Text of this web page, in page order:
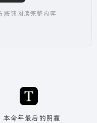
按钮阅读完整内容
本命年最后的阴霾